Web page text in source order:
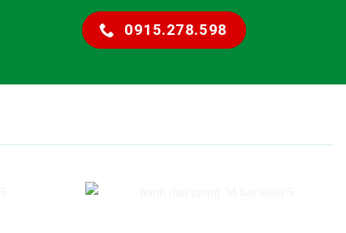
0915.278.598